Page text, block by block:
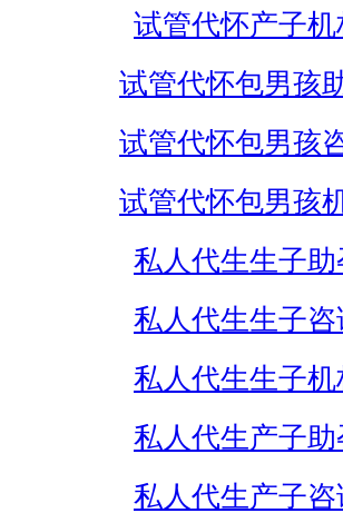
试管代怀产子机
试管代怀包男孩
试管代怀包男孩
试管代怀包男孩
私人代生生子助
私人代生生子咨
私人代生生子机
私人代生产子助
私人代生产子咨